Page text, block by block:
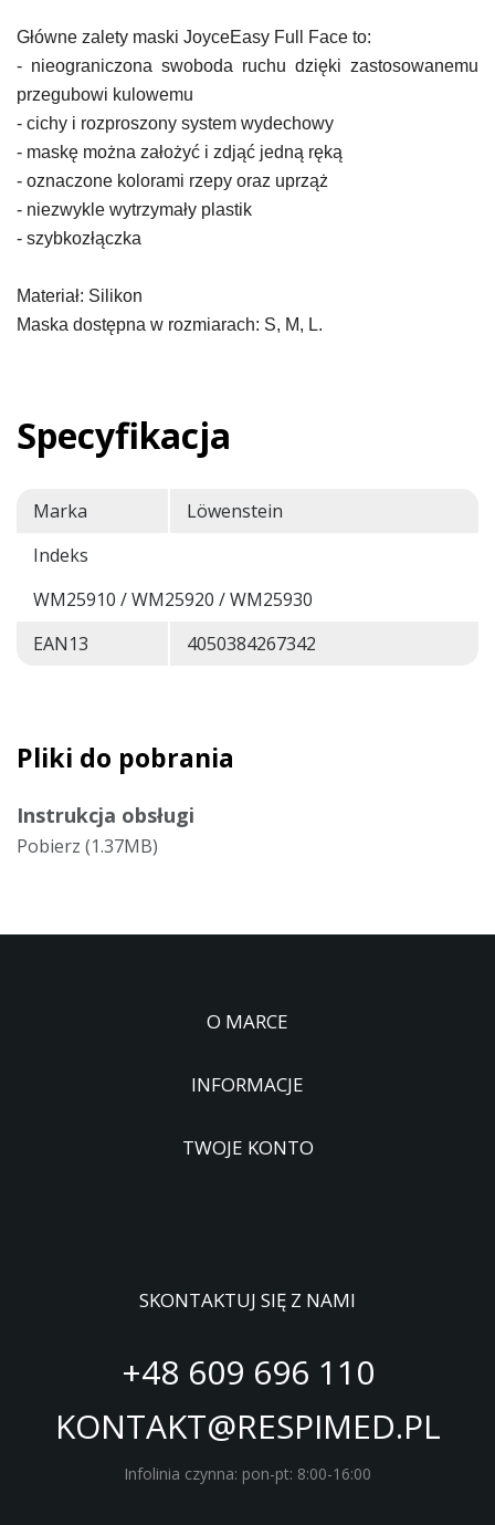
Główne zalety maski JoyceEasy Full Face to:
- nieograniczona swoboda ruchu dzięki zastosowanemu
przegubowi kulowemu
- cichy i rozproszony system wydechowy
- maskę można założyć i zdjąć jedną ręką
- oznaczone kolorami rzepy oraz uprząż
- niezwykle wytrzymały plastik
- szybkozłączka
Materiał: Silikon
Maska dostępna w rozmiarach: S, M, L.
Specyfikacja
Marka
Löwenstein
Indeks
WM25910 / WM25920 / WM25930
EAN13
4050384267342
Pliki do pobrania
Instrukcja obsługi
Pobierz (1.37MB)
O MARCE
INFORMACJE
TWOJE KONTO
SKONTAKTUJ SIĘ Z NAMI
+48 609 696 110
KONTAKT@RESPIMED.PL
Infolinia czynna: pon-pt: 8:00-16:00